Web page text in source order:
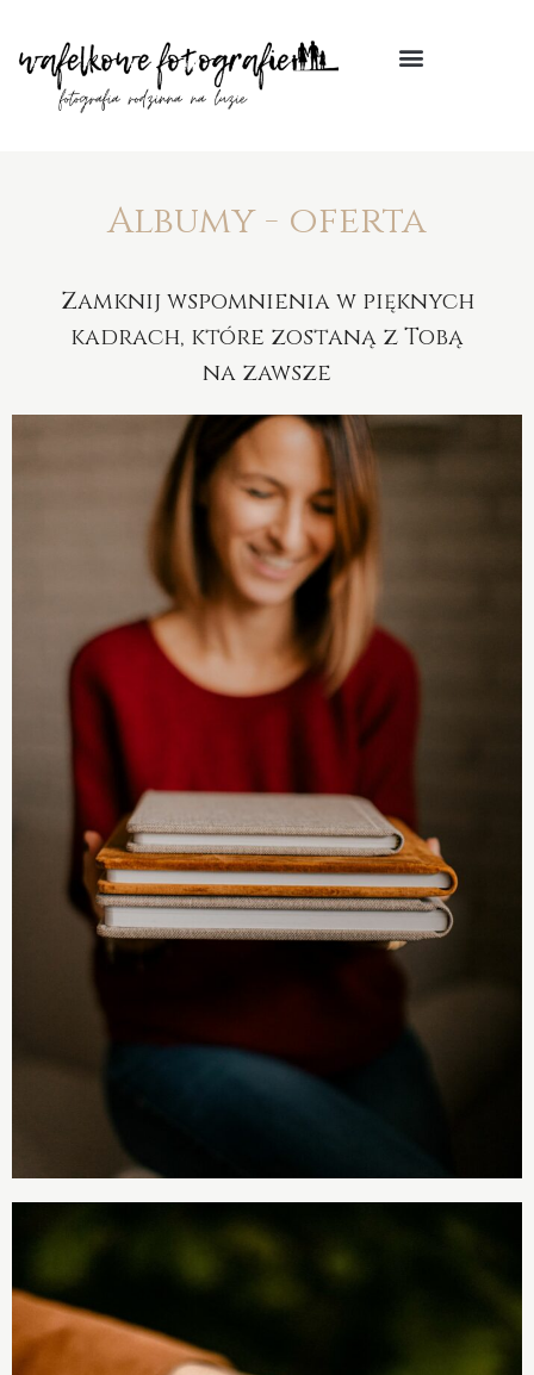
Albumy - oferta
Zamknij wspomnienia w pięknych
kadrach, które zostaną z Tobą
na zawsze